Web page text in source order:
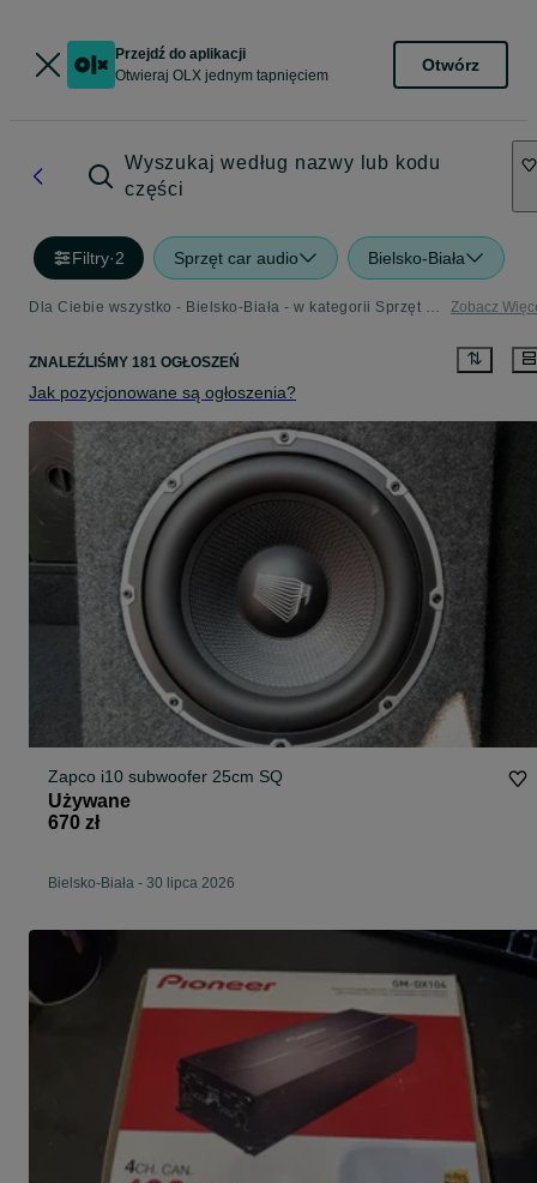
Przejdź do aplikacji
Otwieraj OLX jednym tapnięciem
Otwórz
Wyszukaj według nazwy lub kodu
części
Filtry·2 Sprzęt car audio Bielsko-Biała
Dla Ciebie wszystko - Bielsko-Biała - w kategorii Sprzęt car audio Zobacz
ZNALEŹLIŚMY 181 OGŁOSZEŃ
Jak pozycjonowane są ogłoszenia?
Zapco i10 subwoofer 25cm SQ
Używane
670 zł
Bielsko-Biała - 30 lipca 2026